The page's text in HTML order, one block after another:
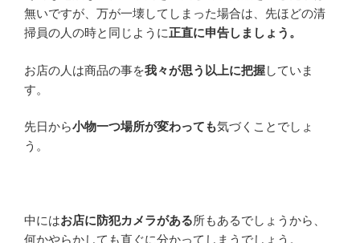
無いですが、万が一壊してしまった場合は、先ほどの清
掃員の人の時と同じように正直に申告しましょう。
お店の人は商品の事を我々が思う以上に把握していま
す。
先日から小物一つ場所が変わっても気づくことでしょ
う。
中にはお店に防犯カメラがある所もあるでしょうから、
何かやらかしても直ぐに分かってしまうでしょう。